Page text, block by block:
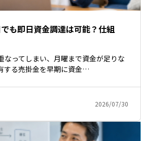
も即日資金調達は可能？仕組
なってしまい、月曜まで資金が足りな
する売掛金を早期に資金…
2026/07/30
ぐ無料登録